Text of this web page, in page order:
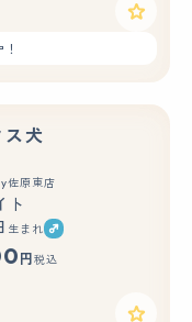
犬
佐原東店
ト
生まれ
円 税込